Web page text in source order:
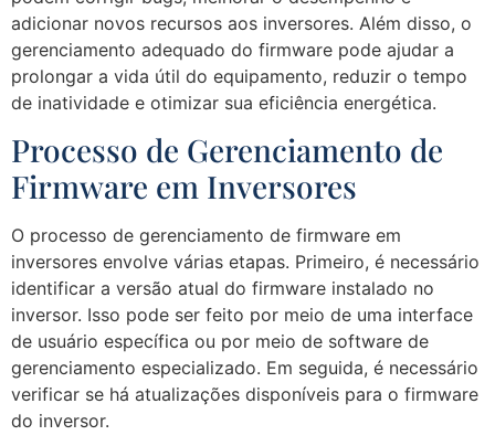
adicionar novos recursos aos inversores. Além disso, o
gerenciamento adequado do firmware pode ajudar a
prolongar a vida útil do equipamento, reduzir o tempo
de inatividade e otimizar sua eficiência energética.
Processo de Gerenciamento de
Firmware em Inversores
O processo de gerenciamento de firmware em
inversores envolve várias etapas. Primeiro, é necessário
identificar a versão atual do firmware instalado no
inversor. Isso pode ser feito por meio de uma interface
de usuário específica ou por meio de software de
gerenciamento especializado. Em seguida, é necessário
verificar se há atualizações disponíveis para o firmware
do inversor.